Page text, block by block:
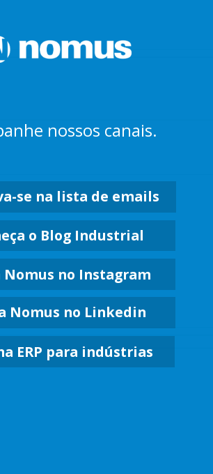
se na lista de emails
Nomus no Instagram
o Blog Industrial
Nomus no Linkedin
nossos canais.
ERP para indústrias